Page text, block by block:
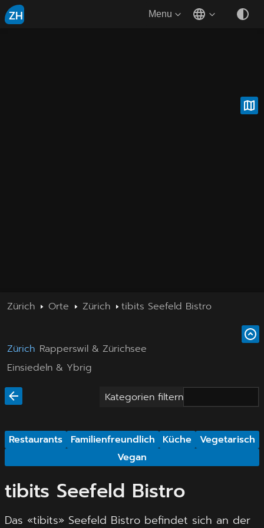
ZH Menu
Zürich Orte Zürich tibits Seefeld Bistro
Zürich Rapperswil & Zürichsee
Einsiedeln & Ybrig
Kategorien filtern
Restaurants Familienfreundlich Küche Vegetarisch
Vegan
tibits Seefeld Bistro
Das «tibits» Seefeld Bistro befindet sich an der